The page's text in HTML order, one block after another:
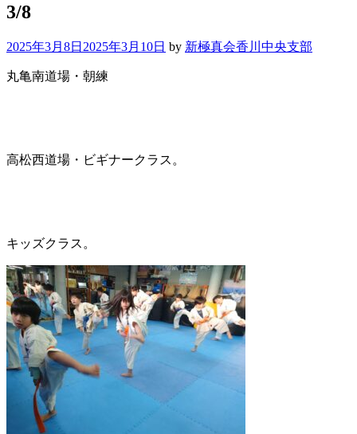
3/8
2025年3月8日 2025年3月10日 by 新極真会香川中央支部
丸亀南道場・朝練
高松西道場・ビギナークラス。
キッズクラス。